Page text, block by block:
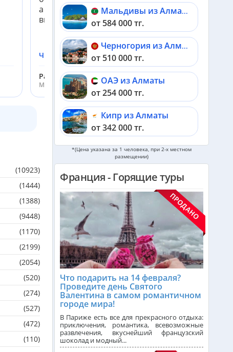
а готовность помочь в сложных ситуациях
вызывает уважение и благодарност...
Читать подробнее
Раимкулова Марлена
Менеджер ht.kz
(10923)
(1444)
(1388)
(9448)
(1170)
(2199)
(2054)
(520)
(274)
(527)
(472)
(110)
Мальдивы из Алматы
от 584 000 тг.
Черногория из Алматы
от 510 000 тг.
ОАЭ из Алматы
от 254 000 тг.
Кипр из Алматы
от 342 000 тг.
Шри-Ланка из Алматы
от 563 000 тг.
Катар из Алматы
от 311 000 тг.
Индонезия (Бали) из Алматы
от 744 000 тг.
Малайзия из Алматы
от 367 000 тг.
Индия (ГОА) из Алматы
Италия из Алматы
*(Цена указана за 1 человека, при 2-х местном
размещении)
Франция - Горящие туры
Что подарить на 14 февраля?
Проведите день Святого
Валентина в самом романтичном
городе мира!
В Париже есть все для прекрасного отдыха:
приключения, романтика, всевозможные
развлечения, вкуснейший французский
шоколад и модный...